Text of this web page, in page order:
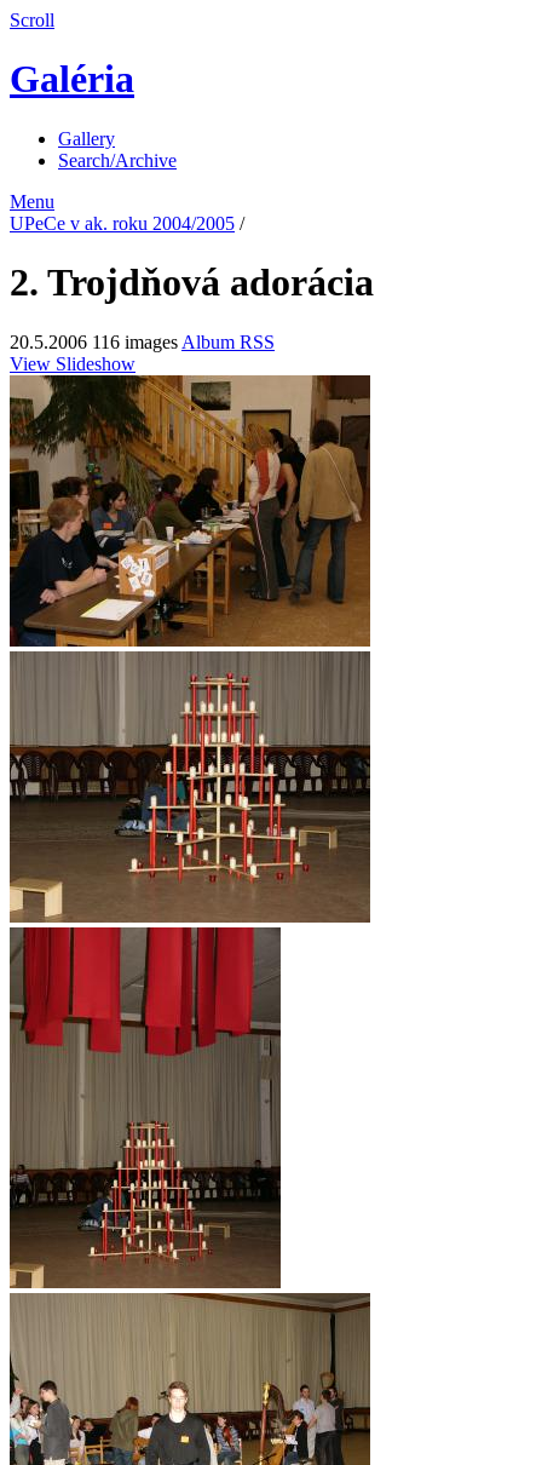
Scroll
Galéria
Gallery
Search/Archive
Menu
UPeCe v ak. roku 2004/2005 /
2. Trojdňová adorácia
20.5.2006 116 images Album RSS
View Slideshow